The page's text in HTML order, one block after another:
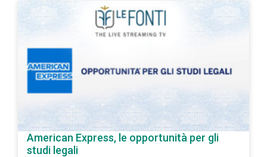
American Express, le opportunità per gli
studi legali